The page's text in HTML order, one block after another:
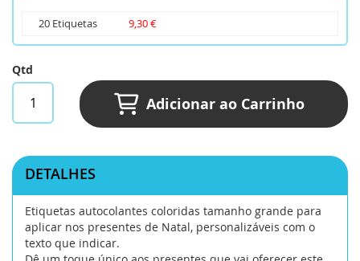
20 Etiquetas 9,30 €
Qtd
Adicionar ao Carrinho
DETALHES
Etiquetas autocolantes coloridas tamanho grande para
aplicar nos presentes de Natal, personalizáveis com o
texto que indicar.